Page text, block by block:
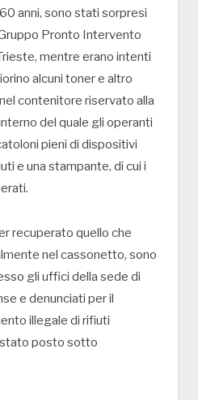
anni, sono stati sorpresi
Pronto Intervento
mentre erano intenti
alcuni toner e altro
contenitore riservato alla
del quale gli operanti
pieni di dispositivi
e una stampante, di cui i
recuperato quello che
nel cassonetto, sono
gli uffici della sede di
e denunciati per il
illegale di rifiuti
posto sotto